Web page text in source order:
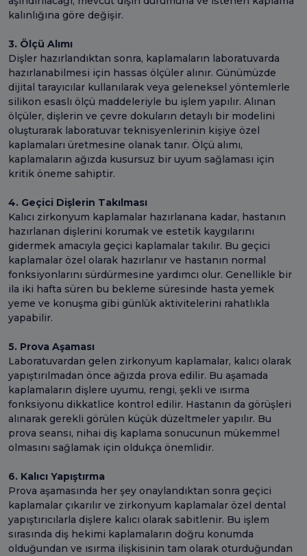
kalınlığına göre değişir.
3. Ölçü Alımı
Dişler hazırlandıktan sonra, kaplamaların laboratuvarda
hazırlanabilmesi için hassas ölçüler alınır. Günümüzde
dijital tarayıcılar kullanılarak veya geleneksel yöntemlerle
silikon esaslı ölçü maddeleriyle bu işlem yapılır. Alınan
ölçüler, dişlerin ve çevre dokuların detaylı bir modelini
oluşturarak laboratuvar teknisyenlerinin kişiye özel
kaplamaları üretmesine olanak tanır. Ölçü alımı,
kaplamaların ağızda kusursuz bir uyum sağlaması için
kritik öneme sahiptir.
4. Geçici Dişlerin Takılması
Kalıcı zirkonyum kaplamalar hazırlanana kadar, hastanın
hazırlanan dişlerini korumak ve estetik kaygılarını
gidermek amacıyla geçici kaplamalar takılır. Bu geçici
kaplamalar özel olarak hazırlanır ve hastanın normal
fonksiyonlarını sürdürmesine yardımcı olur. Genellikle bir
ila iki hafta süren bu bekleme süresinde hasta yemek
yeme ve konuşma gibi günlük aktivitelerini rahatlıkla
yapabilir.
5. Prova Aşaması
Laboratuvardan gelen zirkonyum kaplamalar, kalıcı olarak
yapıştırılmadan önce ağızda prova edilir. Bu aşamada
kaplamaların dişlere uyumu, rengi, şekli ve ısırma
fonksiyonu dikkatlice kontrol edilir. Hastanın da görüşleri
alınarak gerekli görülen küçük düzeltmeler yapılır. Bu
prova seansı, nihai diş kaplama sonucunun mükemmel
olmasını sağlamak için oldukça önemlidir.
6. Kalıcı Yapıştırma
Prova aşamasında her şey onaylandıktan sonra geçici
kaplamalar çıkarılır ve zirkonyum kaplamalar özel dental
yapıştırıcılarla dişlere kalıcı olarak sabitlenir. Bu işlem
sırasında diş hekimi kaplamaların doğru konumda
olduğundan ve ısırma ilişkisinin tam olarak oturduğundan